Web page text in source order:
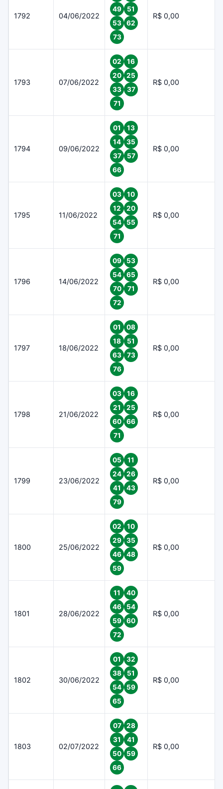
1792 04/06/2022
49
51
53
62
73
R$ 0,00
1793 07/06/2022
02
16
20
25
33
37
71
R$ 0,00
1794 09/06/2022
01
13
14
35
37
57
66
R$ 0,00
1795 11/06/2022
03
10
12
20
54
55
71
R$ 0,00
1796 14/06/2022
09
53
54
65
70
71
72
R$ 0,00
1797 18/06/2022
01
08
18
51
63
73
76
R$ 0,00
1798 21/06/2022
03
16
21
25
60
66
71
R$ 0,00
1799 23/06/2022
05
11
24
26
41
43
79
R$ 0,00
1800 25/06/2022
02
10
29
35
46
48
59
R$ 0,00
1801 28/06/2022
11
40
46
54
59
60
72
R$ 0,00
1802 30/06/2022
01
32
38
51
54
59
65
R$ 0,00
1803 02/07/2022
07
28
31
41
50
59
66
R$ 0,00